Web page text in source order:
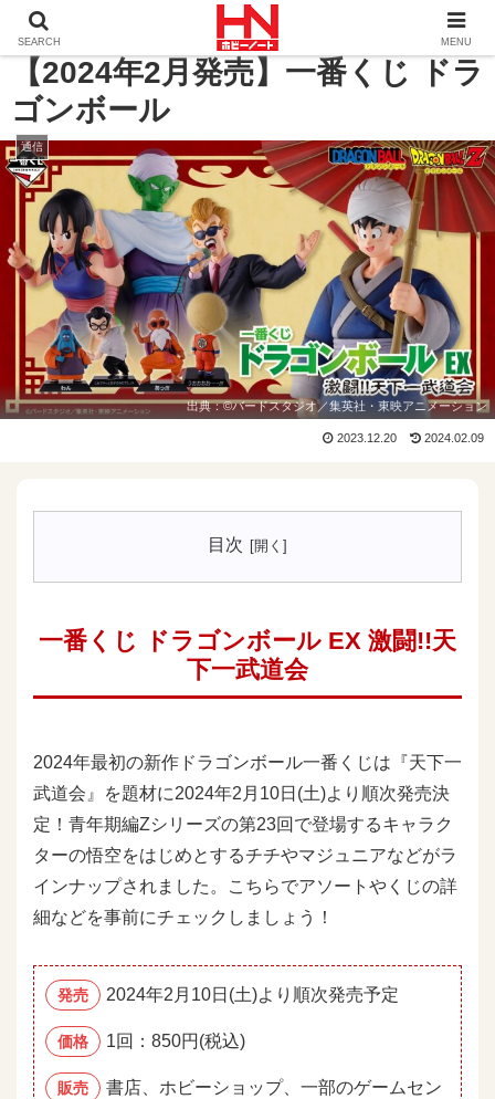
ホーム 【2024年2月発売】一番くじ ドラゴンボール
【2024年2月発売】一番くじ ドラ
ゴンボール
通信
出典：©バードスタジオ／集英社・東映アニメーション
2023.12.20 2024.02.09
目次
一番くじ ドラゴンボール EX 激闘!!天
下一武道会
2024年最初の新作ドラゴンボール一番くじは『天下一
武道会』を題材に2024年2月10日(土)より順次発売決
定！青年期編Zシリーズの第23回で登場するキャラク
ターの悟空をはじめとするチチやマジュニアなどがラ
インナップされました。こちらでアソートやくじの詳
細などを事前にチェックしましょう！
発売 2024年2月10日(土)より順次発売予定
価格 1回：850円(税込)
販売
書店、ホビーショップ、一部のゲームセン
SEARCH MENU